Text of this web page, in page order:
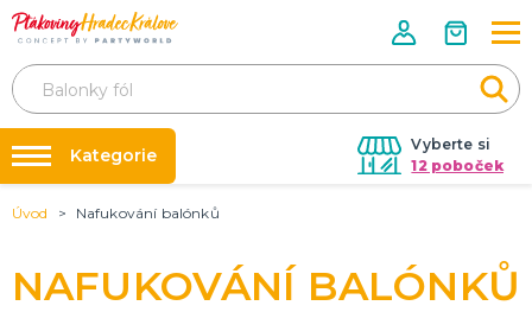
Vyberte si
12 poboček
Půjčovna kostýmů
Párty výzdoba na klíč
Nafukování balónků
Kategorie
Dětské kostýmy a doplňky
Úvod Nafukování balónků
NAFUKOVÁNÍ BALÓNKŮ